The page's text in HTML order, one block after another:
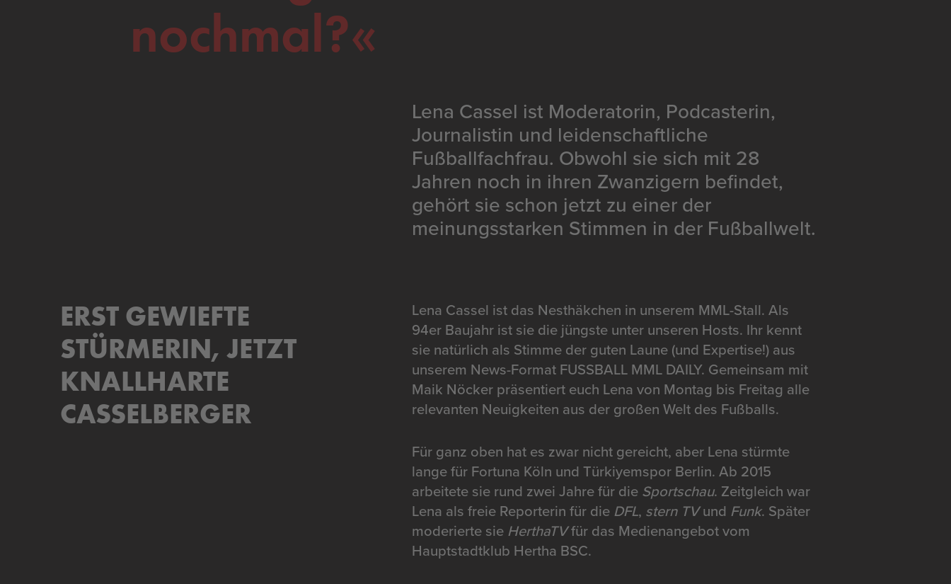
nochmal?
Lena Cassel ist Moderatorin, Podcasterin,
Journalistin und leidenschaftliche
Fußballfachfrau. Obwohl sie sich mit 28
Jahren noch in ihren Zwanzigern befindet,
gehört sie schon jetzt zu einer der
meinungsstarken Stimmen in der Fußballwelt.
ERST GEWIEFTE
STÜRMERIN, JETZT
KNALLHARTE
CASSELBERGER
Lena Cassel ist das Nesthäkchen in unserem MML-Stall. Als
94er Baujahr ist sie die jüngste unter unseren Hosts. Ihr kennt
sie natürlich als Stimme der guten Laune (und Expertise!) aus
unserem News-Format FUSSBALL MML DAILY. Gemeinsam mit
Maik Nöcker präsentiert euch Lena von Montag bis Freitag alle
relevanten Neuigkeiten aus der großen Welt des Fußballs.
Für ganz oben hat es zwar nicht gereicht, aber Lena stürmte
lange für Fortuna Köln und Türkiyemspor Berlin. Ab 2015
arbeitete sie rund zwei Jahre für die Sportschau. Zeitgleich war
Lena als freie Reporterin für die DFL, stern TVund Funk. Später
moderierte sie HerthaTVfür das Medienangebot vom
Hauptstadtklub Hertha BSC.